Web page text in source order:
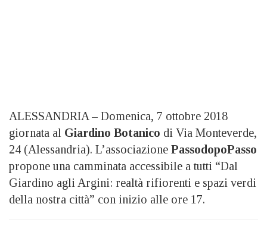
ALESSANDRIA – Domenica, 7 ottobre 2018
giornata al Giardino Botanico di Via Monteverde,
24 (Alessandria). L’associazione PassodopoPasso
propone una camminata accessibile a tutti “Dal
Giardino agli Argini: realtà rifiorenti e spazi verdi
della nostra città” con inizio alle ore 17.